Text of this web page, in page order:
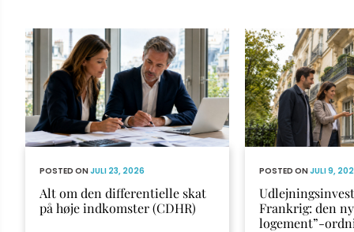
POSTED ONJULI 23, 2026
Alt om den differentielle skat
på høje indkomster (CDHR)
POSTED ONJULI 9,
Frankrig: den
logement”-